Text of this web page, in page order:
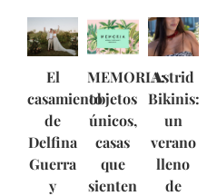
El
casamiento
de
Delfina
Guerra
y
MEMORIA:
objetos
únicos,
casas
que
sienten
Astrid
Bikinis:
un
verano
lleno
de